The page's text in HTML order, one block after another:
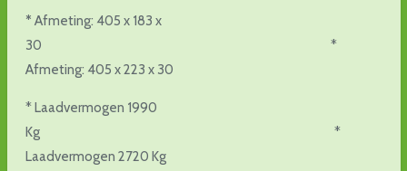
* Afmeting: 405 x 183 x
30 *
Afmeting: 405 x 223 x 30
* Laadvermogen 1990
Kg *
Laadvermogen 2720 Kg